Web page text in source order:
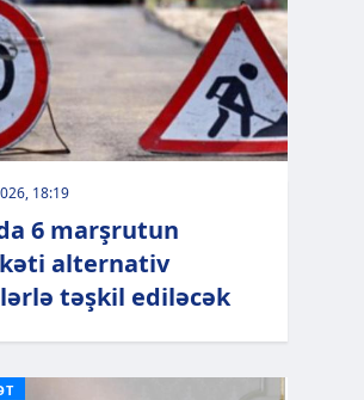
18:19
6 marşrutun
alternativ
təşkil ediləcək